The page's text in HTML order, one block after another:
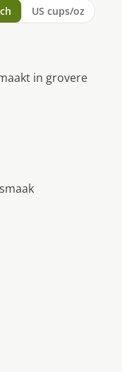
US cups/oz
in grovere